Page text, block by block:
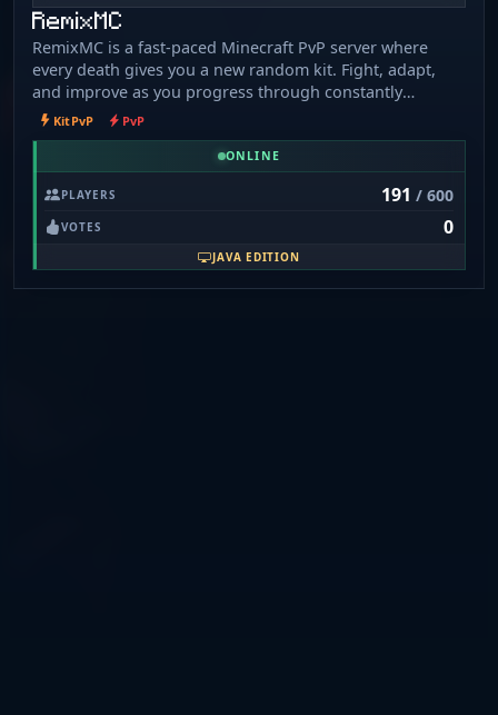
RemixMC
RemixMC is a fast-paced Minecraft PvP server where
every death gives you a new random kit. Fight, adapt,
and improve as you progress through constantly
changing battles. Earn rewards, progress over time, and
compete against other skilled players.
KitPvP PvP
ONLINE
PLAYERS 191 / 600
VOTES 0
JAVA EDITION